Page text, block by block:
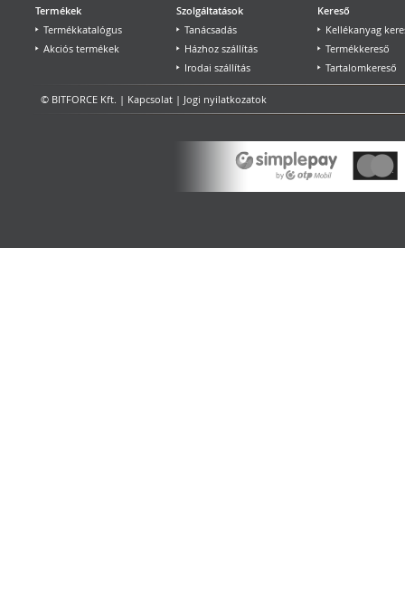
Termékek
Termékkatalógus
Akciós termékek
Szolgáltatások
Tanácsadás
Házhoz szállítás
Irodai szállítás
Kereső
Kellékanyag
Termékkereső
Tartalomkereső
© BITFORCE Kft. | Kapcsolat | Jogi nyilatkozatok